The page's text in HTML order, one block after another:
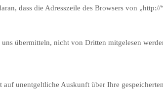
dass die Adresszeile des Browsers von
übermitteln, nicht von Dritten mitgelesen
unentgeltliche Auskunft über Ihre